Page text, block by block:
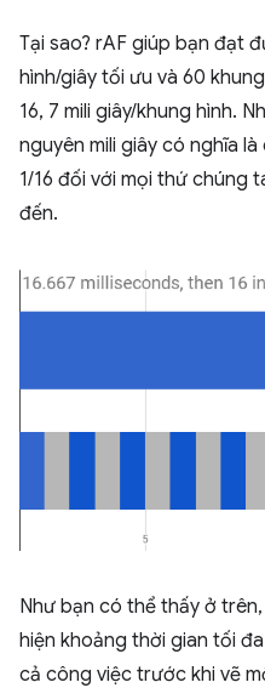
Tại sao? rAF giúp bạn đạt
hình/giây tối ưu và 60
16, 7 mili giây/khung hình.
nguyên mili giây có nghĩa
1/16 đối với mọi thứ chúng
đến.
Như bạn có thể thấy ở
hiện khoảng thời gian tối
cả công việc trước khi vẽ